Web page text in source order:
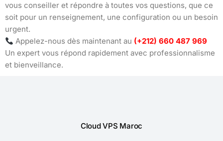
vous conseiller et répondre à toutes vos questions, que ce
soit pour un renseignement, une configuration ou un besoin
urgent.
Appelez-nous dès maintenant au (+212) 660 487 969
Un expert vous répond rapidement avec professionnalisme
et bienveillance.
Cloud VPS Maroc